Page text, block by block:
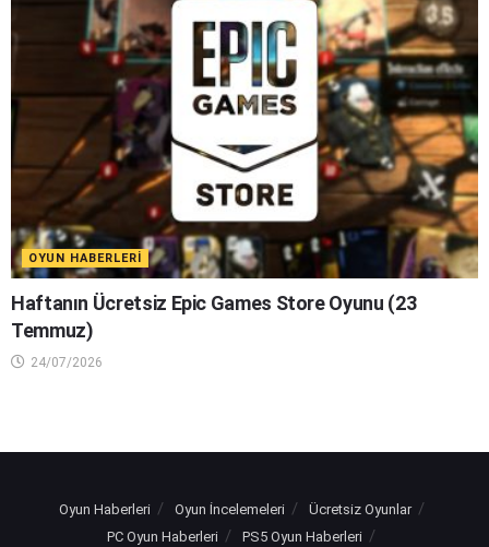
OYUN HABERLERI
Haftanın Ücretsiz Epic Games Store Oyunu (23
Temmuz)
24/07/2026
Oyun Haberleri Oyun İncelemeleri
Ücretsiz Oyunlar
PC Oyun Haberleri
PS5 Oyun Haberleri